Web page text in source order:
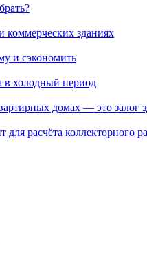
зданиях
и сэкономить
в холодный период
домах — это залог
расчёта коллекторного